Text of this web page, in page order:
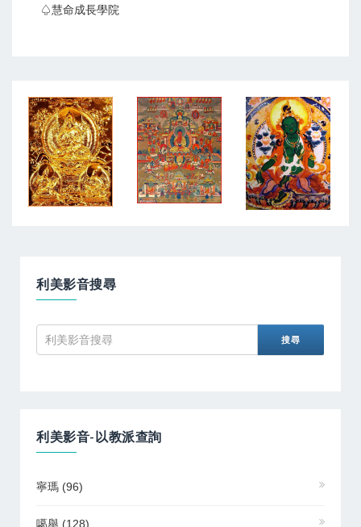
♤慧命成長學院
利美影音搜尋
利美影音-以教派查詢
寧瑪 (96)
噶舉 (128)